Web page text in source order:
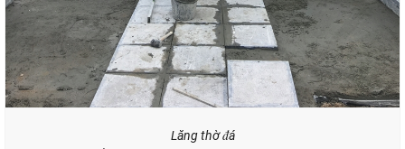
Lăng thờ đá